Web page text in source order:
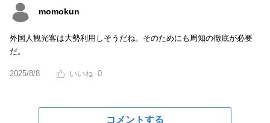
momokun
外国人観光客は大勢利用しそうだね。そのためにも周知の徹底が必要
だ。
2025/8/8 0
コメントする